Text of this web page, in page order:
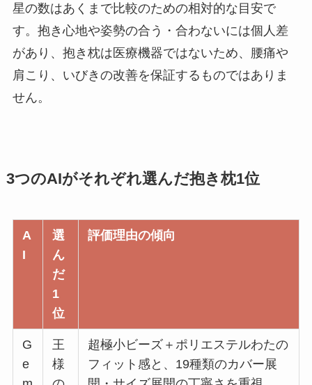
星の数はあくまで比較のための相対的な目安で
す。抱き心地や姿勢の合う・合わないには個人差
があり、抱き枕は医療機器ではないため、腰痛や
肩こり、いびきの改善を保証するものではありま
せん。
3つのAIがそれぞれ選んだ抱き枕1位
A
I
選
ん
だ
1
位
評価理由の傾向
G
e
王
様
超極小ビーズ＋ポリエステルわたの
フィット感と、19種類のカバー展